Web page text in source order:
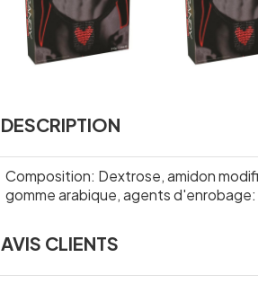
DESCRIPTION
Composition: Dextrose, amidon
gomme arabique, agents
AVIS CLIENTS